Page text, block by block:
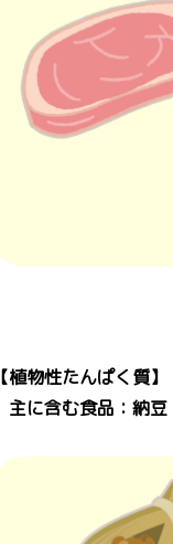
【植物性たんぱく質】
主に含む食品：納豆